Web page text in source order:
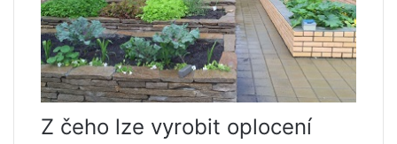
Z čeho lze vyrobit oplocení